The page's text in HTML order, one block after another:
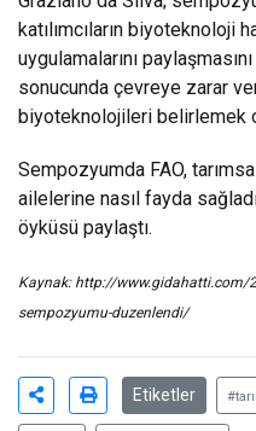
katılımcıların biyoteknoloji
uygulamalarını
sonucunda çevreye zarar
biyoteknolojileri belirlemek
Sempozyumda FAO,
ailelerine nasıl fayda
öyküsü paylaştı.
Kaynak: http://www.gidahatti.com/
sempozyumu-duzenlendi/
Etiketler